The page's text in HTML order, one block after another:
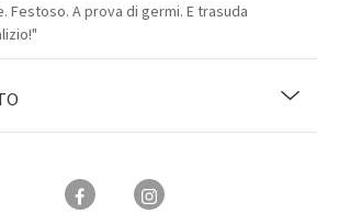
Festoso. A prova di germi. E trasuda